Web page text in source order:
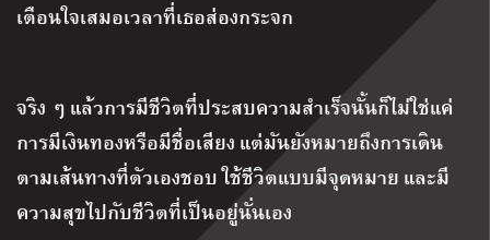
เตือนใจเสมอเวลาที่เธอส่องกระจก
จริง ๆ แล้วการมีชีวิตที่ประสบความสำเร็จนั้นก็ไม่ใช่แค่
การมีเงินทองหรือมีชื่อเสียง แต่มันยังหมายถึงการเดิน
ตามเส้นทางที่ตัวเองชอบ ใช้ชีวิตแบบมีจุดหมาย และมี
ความสุขไปกับชีวิตที่เป็นอยู่นั่นเอง